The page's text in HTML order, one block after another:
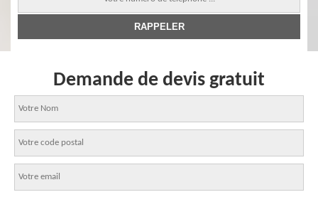
Demande de devis gratuit